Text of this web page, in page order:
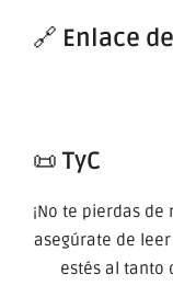
🔗 Enlace
📜TyC
¡No te pierdas
asegúrate de leer
estés al tanto